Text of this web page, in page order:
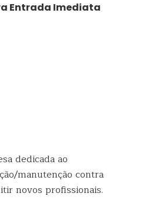
Entrada Imediata
dedicada ao
manutenção contra
novos profissionais.